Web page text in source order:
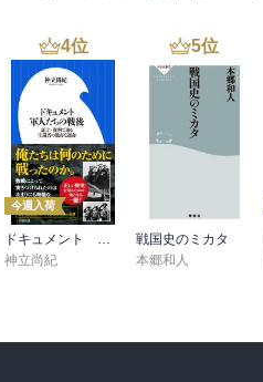
4位
今週入荷
ドキュメント 軍人たちの戦後 ～証言・資料で辿る生還者の数奇な運命～（小学館新書）
神立尚紀
5位
戦国史のミカタ
本郷和人